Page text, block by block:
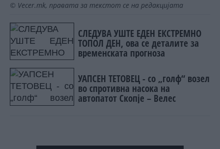
© Vecer.mk, правата за текстот се на редакцијата
СЛЕДУВА УШТЕ ЕДЕН ЕКСТРЕМНО
ТОПОЛ ДЕН, ова се деталите за
временската прогноза
УАПСЕН ТЕТОВЕЦ - со „голф“ возел
во спротивна насока на
автопатот Скопје – Велес